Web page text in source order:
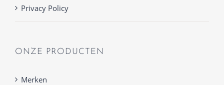
Privacy Policy
ONZE PRODUCTEN
Merken